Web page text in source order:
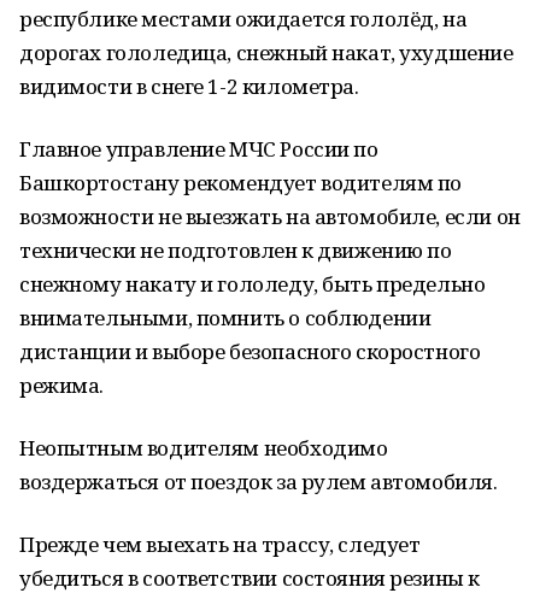
республике местами ожидается гололёд, на
дорогах гололедица, снежный накат, ухудшение
видимости в снеге 1-2 километра.
Главное управление МЧС России по
Башкортостану рекомендует водителям по
возможности не выезжать на автомобиле, если он
технически не подготовлен к движению по
снежному накату и гололеду, быть предельно
внимательными, помнить о соблюдении
дистанции и выборе безопасного скоростного
режима.
Неопытным водителям необходимо
воздержаться от поездок за рулем автомобиля.
Прежде чем выехать на трассу, следует
убедиться в соответствии состояния резины к